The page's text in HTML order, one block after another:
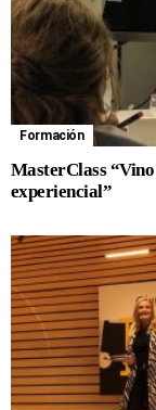
Formación
MasterClass
experiencial”